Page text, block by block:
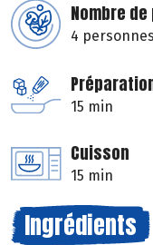
Nombre
4 personnes
15 min
Cuisson
15 min
Ingrédients